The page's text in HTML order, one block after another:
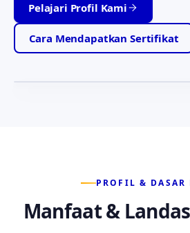
Pelajari Profil Kami
Cara Mendapatkan Sertifikat
Tabah · Jujur · Setia
Motto yang memandu setiap
ketabahan, kejujuran, dan kesetiaan
PROFIL & DASAR
Manfaat &